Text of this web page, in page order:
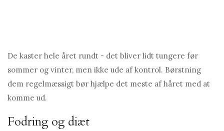
De kaster hele året rundt - det bliver lidt tungere før
sommer og vinter, men ikke ude af kontrol. Børstning
dem regelmæssigt bør hjælpe det meste af håret med at
komme ud.
Fodring og diæt